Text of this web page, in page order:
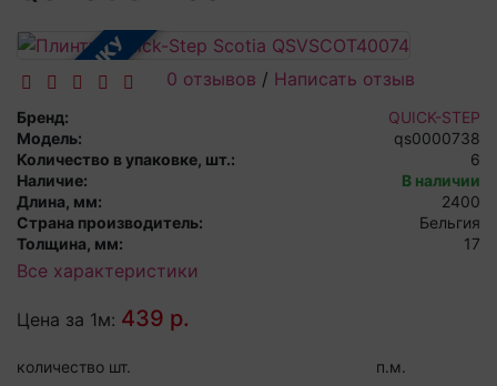
Посмотреть все категории
LOC FLOOR ARCTIC
Посмотреть все категории
Виниловый ламинат
Кварцвинил SPC OASIS
Посмотреть все категории
Плинтус
Профили для ступеней
Подложка
Пороги
Аксессуары для напольных покрытий
Посмотреть все категории
Аксессуары для стеновых панелей
Посмотреть все категории
В РАССРОЧКУ 0 отзывов / Написать отзыв
Бренд:
QUICK-STEP
Модель:
qs0000738
Количество в упаковке, шт.:
6
Наличие:
В наличии
Длина, мм:
2400
Страна производитель:
Бельгия
Толщина, мм:
17
Все характеристики
Цена за 1м: 439 р.
количество шт. п.м.